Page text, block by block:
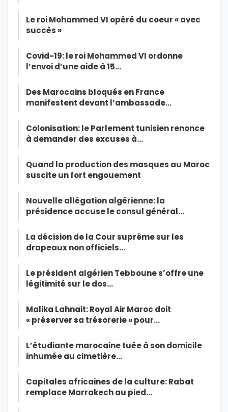
Le roi Mohammed VI opéré du coeur « avec
succès »
Covid-19: le roi Mohammed VI ordonne
l’envoi d’une aide à 15…
Des Marocains bloqués en France
manifestent devant l’ambassade…
Colonisation: le Parlement tunisien renonce
à demander des excuses à…
Quand la production des masques au Maroc
suscite un fort engouement
Nouvelle allégation algérienne: la
présidence accuse le consul général…
La décision de la Cour suprême sur les
drapeaux non officiels…
Le président algérien Tebboune s’offre une
légitimité sur le dos…
Malika Lahnait: Royal Air Maroc doit
« préserver sa trésorerie » pour…
L’étudiante marocaine tuée à son domicile
inhumée au cimetière…
Capitales africaines de la culture: Rabat
remplace Marrakech au pied…